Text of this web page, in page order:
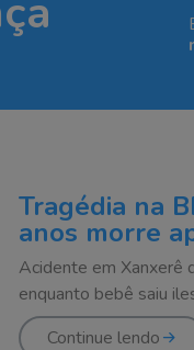
Tragédia na
anos morre
Acidente em Xanxerê
enquanto bebê saiu
Continue lendo